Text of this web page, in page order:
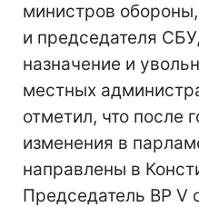
министров
и председателя
назначение и
местных
отметил, что после
изменения в
направлены в
Председатель ВР V